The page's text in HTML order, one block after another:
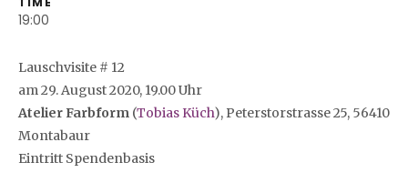
19:00
Lauschvisite # 12
am 29. August 2020, 19.00 Uhr
Atelier Farbform (Tobias Küch), Peterstorstrasse 25, 56410
Montabaur
Eintritt Spendenbasis